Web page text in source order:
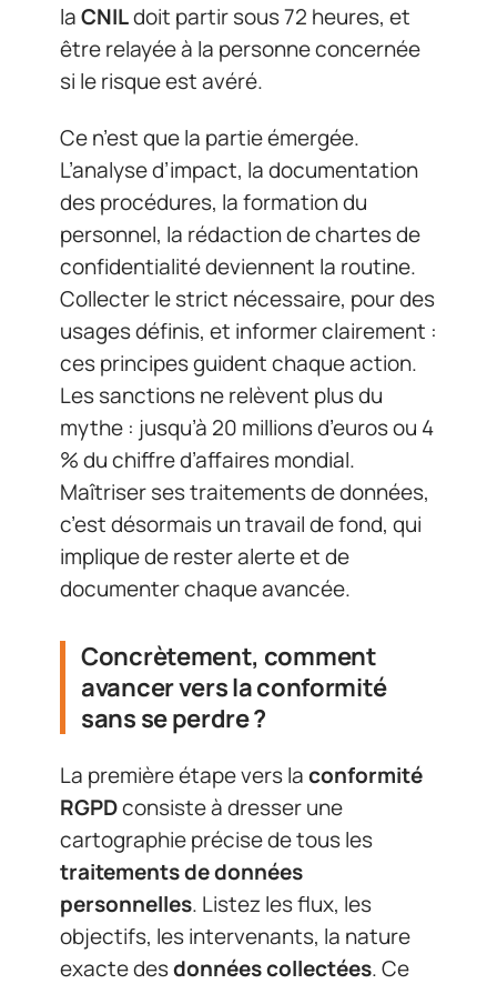
laCNILdoit partir sous 72 heures, et
être relayée à la personne concernée
si le risque est avéré.
Ce n’est que la partie émergée.
L’analyse d’impact, la documentation
des procédures, la formation du
personnel, la rédaction de chartes de
confidentialité deviennent la routine.
Collecter le strict nécessaire, pour des
usages définis, et informer clairement :
ces principes guident chaque action.
Les sanctions ne relèvent plus du
mythe : jusqu’à 20 millions d’euros ou 4
% du chiffre d’affaires mondial.
Maîtriser ses traitements de données,
c’est désormais un travail de fond, qui
implique de rester alerte et de
documenter chaque avancée.
Concrètement, comment
avancer vers la conformité
sans se perdre ?
La première étape vers laconformité
RGPDconsiste à dresser une
cartographie précise de tous les
traitements de données
personnelles. Listez les flux, les
objectifs, les intervenants, la nature
exacte desdonnées collectées. Ce